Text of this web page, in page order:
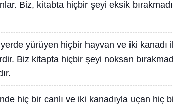
Biz, kitabta hiçbir şeyi eksik
yürüyen hiçbir hayvan ve iki kanadı
Biz kitapta hiçbir şeyi noksan
hiç bir canlı ve iki kanadıyla uçan hiç